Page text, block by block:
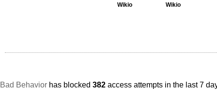
Wikio Wikio
Bad Behavior has blocked 382 access attempts in the last 7